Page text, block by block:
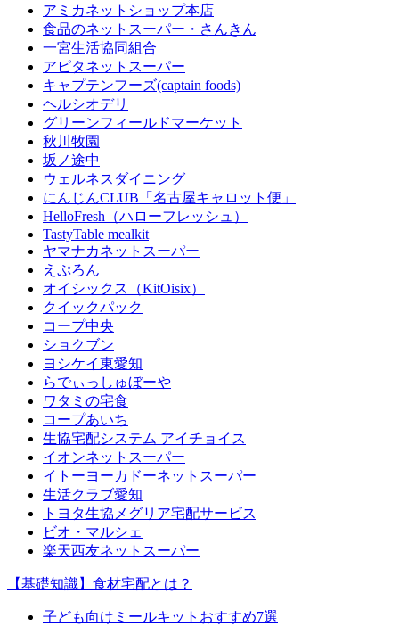
アミカネットショップ本店
食品のネットスーパー・さんきん
一宮生活協同組合
アピタネットスーパー
キャプテンフーズ(captain foods)
ヘルシオデリ
グリーンフィールドマーケット
秋川牧園
坂ノ途中
ウェルネスダイニング
にんじんCLUB「名古屋キャロット便」
HelloFresh（ハローフレッシュ）
TastyTable mealkit
ヤマナカネットスーパー
えぷろん
オイシックス（KitOisix）
クイックパック
コープ中央
ショクブン
ヨシケイ東愛知
らでぃっしゅぼーや
ワタミの宅食
コープあいち
生協宅配システム アイチョイス
イオンネットスーパー
イトーヨーカドーネットスーパー
生活クラブ愛知
トヨタ生協メグリア宅配サービス
ビオ・マルシェ
楽天西友ネットスーパー
【基礎知識】食材宅配とは？
子ども向けミールキットおすすめ7選